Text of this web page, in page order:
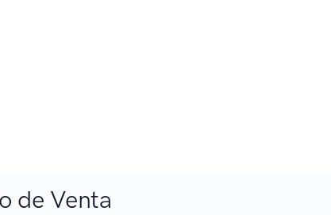
de Venta